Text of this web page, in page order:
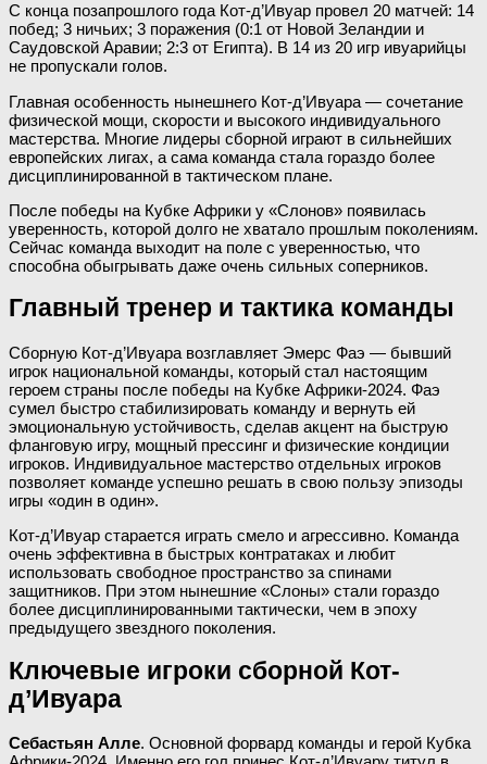
С конца позапрошлого года Кот-д’Ивуар провел 20 матчей: 14
побед; 3 ничьих; 3 поражения (0:1 от Новой Зеландии и
Саудовской Аравии; 2:3 от Египта). В 14 из 20 игр ивуарийцы
не пропускали голов.
Главная особенность нынешнего Кот-д’Ивуара — сочетание
физической мощи, скорости и высокого индивидуального
мастерства. Многие лидеры сборной играют в сильнейших
европейских лигах, а сама команда стала гораздо более
дисциплинированной в тактическом плане.
После победы на Кубке Африки у «Слонов» появилась
уверенность, которой долго не хватало прошлым поколениям.
Сейчас команда выходит на поле с уверенностью, что
способна обыгрывать даже очень сильных соперников.
Главный тренер и тактика команды
Сборную Кот-д’Ивуара возглавляет Эмерс Фаэ — бывший
игрок национальной команды, который стал настоящим
героем страны после победы на Кубке Африки-2024. Фаэ
сумел быстро стабилизировать команду и вернуть ей
эмоциональную устойчивость, сделав акцент на быструю
фланговую игру, мощный прессинг и физические кондиции
игроков. Индивидуальное мастерство отдельных игроков
позволяет команде успешно решать в свою пользу эпизоды
игры «один в один».
Кот-д’Ивуар старается играть смело и агрессивно. Команда
очень эффективна в быстрых контратаках и любит
использовать свободное пространство за спинами
защитников. При этом нынешние «Слоны» стали гораздо
более дисциплинированными тактически, чем в эпоху
предыдущего звездного поколения.
Ключевые игроки сборной Кот-
д’Ивуара
Себастьян Алле. Основной форвард команды и герой Кубка